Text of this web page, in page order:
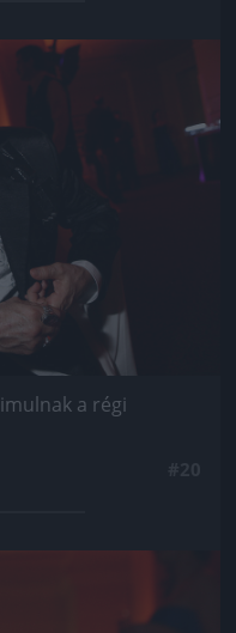
a régi